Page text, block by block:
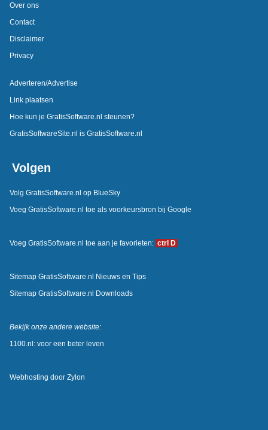
Over ons
Contact
Disclaimer
Privacy
Adverteren/Advertise
Link plaatsen
Hoe kun je GratisSoftware.nl steunen?
GratisSoftwareSite.nl is GratisSoftware.nl
Volgen
Volg GratisSoftware.nl op BlueSky
Voeg GratisSoftware.nl toe als voorkeursbron bij Google
Voeg GratisSoftware.nl toe aan je favorieten: ctrl D
Sitemap GratisSoftware.nl Nieuws en Tips
Sitemap GratisSoftware.nl Downloads
Bekijk onze andere website:
1100.nl: voor een beter leven
Webhosting door Zylon